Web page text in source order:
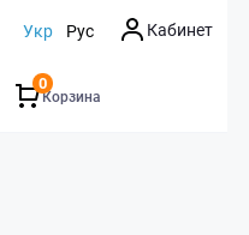
Укр Рус Кабинет
Корзина
0